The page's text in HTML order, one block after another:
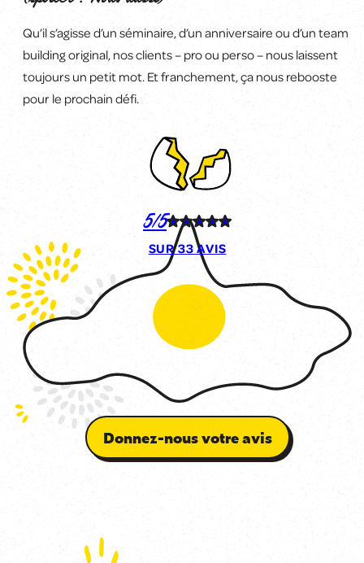
Qu’il s’agisse d’un séminaire, d’un anniversaire ou d’un team
building original, nos clients– pro ou perso– nous laissent
toujours un petit mot. Et franchement, ça nous rebooste
pour le prochain défi.
5/5
SUR33 AVIS
Donnez-nous votre avis